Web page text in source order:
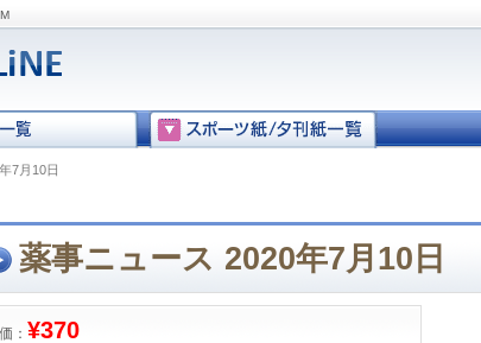
7月10日
薬事ニュース 2020年7月10日
： ¥370